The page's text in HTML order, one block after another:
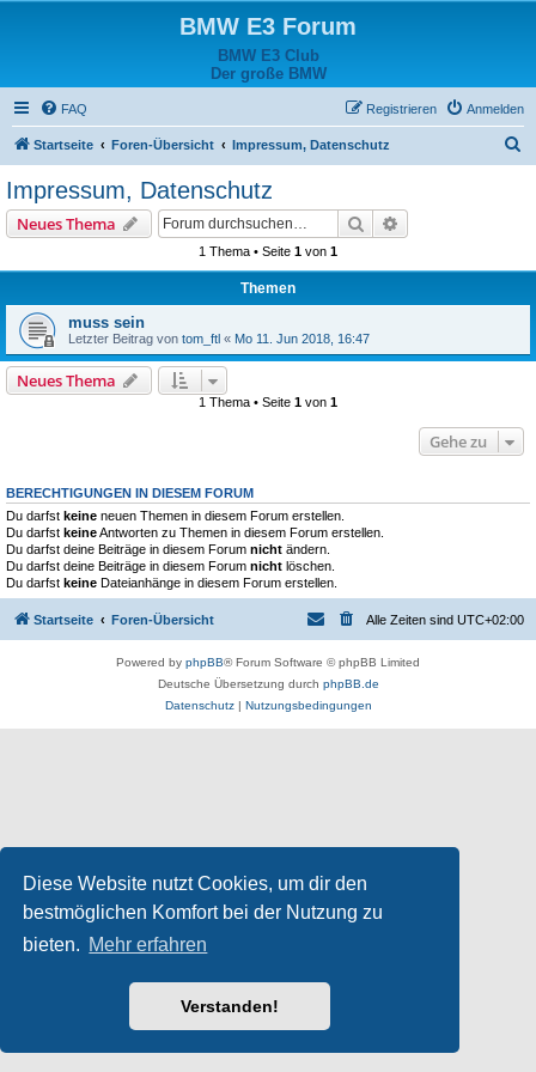
Diese Website nutzt Cookies, um dir den
bestmöglichen Komfort bei der Nutzung zu
bieten. Mehr erfahren
Verstanden!
BMW E3 Forum
BMW E3 Club
Der große BMW
FAQ Anmelden
Registrieren
Startseite Foren-Übersicht Impressum, Datenschutz
Impressum, Datenschutz
Neues Thema Suche
1 Thema • Seite 1 von 1
Themen
muss sein
Letzter Beitrag von tom_ftl « Mo 11. Jun 2018, 16:47
Neues Thema
1 Thema • Seite 1 von 1
Gehe zu
BERECHTIGUNGEN IN DIESEM FORUM
Du darfst keine neuen Themen in diesem Forum erstellen.
Du darfst keineAntworten zu Themen in diesem Forum erstellen.
Du darfst deine Beiträge in diesem Forum nicht ändern.
Du darfst deine Beiträge in diesem Forum nicht löschen.
Du darfst keine Dateianhänge in diesem Forum erstellen.
Startseite Foren-Übersicht Alle Zeiten sind UTC+02:00
Powered by phpBB® Forum Software © phpBB Limited
Deutsche Übersetzung durch phpBB.de
Datenschutz| Nutzungsbedingungen